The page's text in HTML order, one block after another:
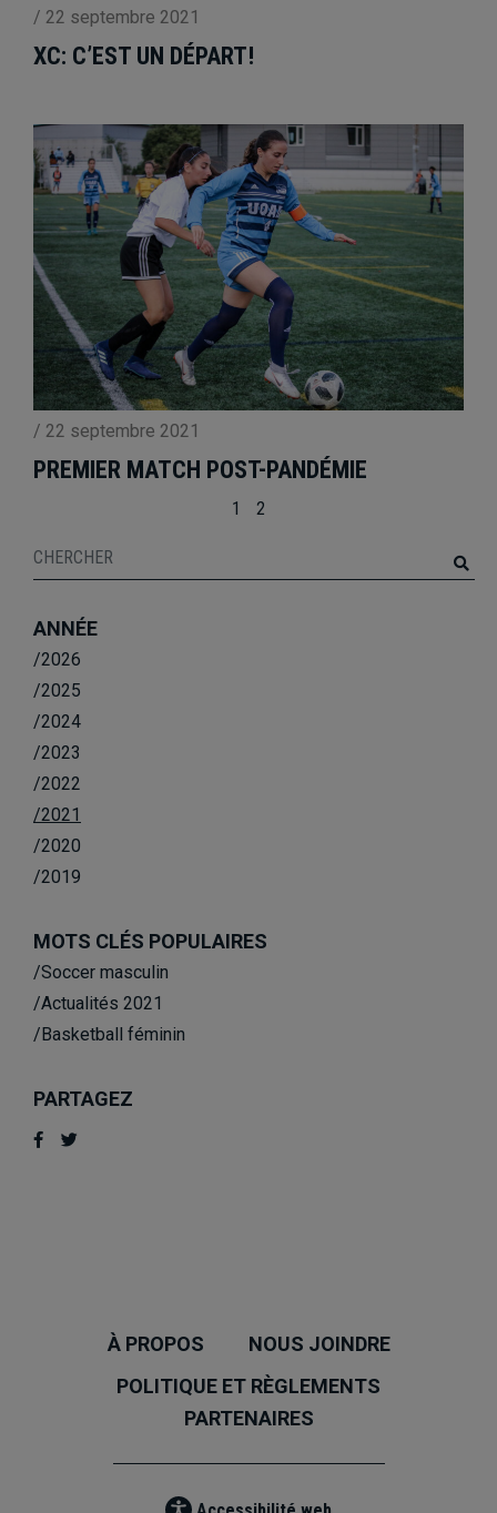
/ 22 septembre 2021
XC: C’EST UN DÉPART!
/ 22 septembre 2021
PREMIER MATCH POST-PANDÉMIE
1 2
ANNÉE
/2026
/2025
/2024
/2023
/2022
/2021
/2020
/2019
MOTS CLÉS POPULAIRES
/Soccer masculin
/Actualités 2021
/Basketball féminin
PARTAGEZ
À PROPOS
NOUS JOINDRE
POLITIQUE ET RÈGLEMENTS
PARTENAIRES